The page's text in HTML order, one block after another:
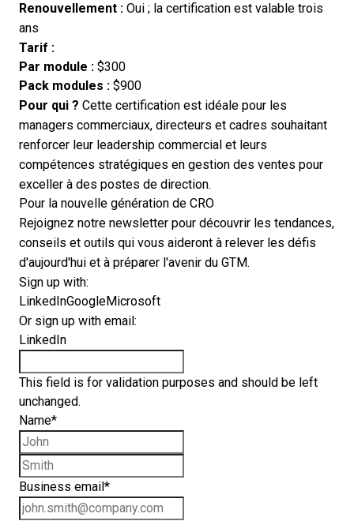
Renouvellement : Oui ; la certification est valable trois
ans
Tarif :
Par module : $300
Pack modules : $900
Pour qui ? Cette certification est idéale pour les
managers commerciaux, directeurs et cadres souhaitant
renforcer leur leadership commercial et leurs
compétences stratégiques en gestion des ventes pour
exceller à des postes de direction.
Pour la nouvelle génération de CRO
Rejoignez notre newsletter pour découvrir les tendances,
conseils et outils qui vous aideront à relever les défis
d'aujourd'hui et à préparer l'avenir du GTM.
Sign up with:
LinkedInGoogleMicrosoft
Or sign up with email:
LinkedIn
This field is for validation purposes and should be left
unchanged.
Name*
Business email *